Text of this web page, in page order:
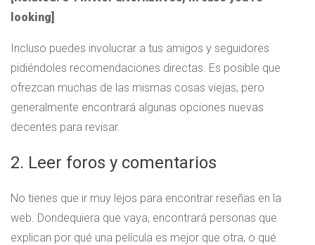
looking]
Incluso puedes involucrar a tus amigos y seguidores
pidiéndoles recomendaciones directas. Es posible que
ofrezcan muchas de las mismas cosas viejas, pero
generalmente encontrará algunas opciones nuevas
decentes para revisar.
2. Leer foros y comentarios
No tienes que ir muy lejos para encontrar reseñas en la
web. Dondequiera que vaya, encontrará personas que
explican por qué una película es mejor que otra, o qué